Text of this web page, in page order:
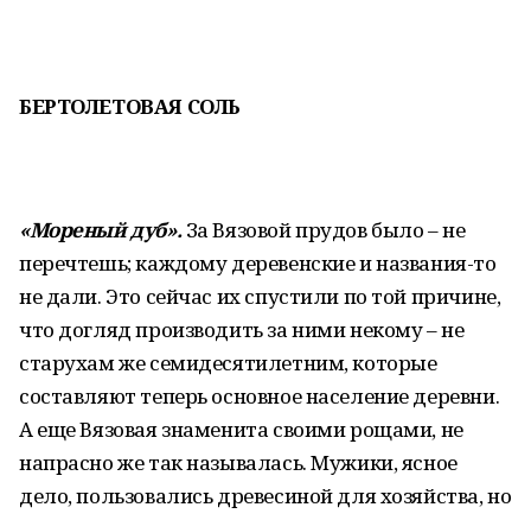
БЕРТОЛЕТОВАЯ СОЛЬ
«Мореный дуб».За Вязовой прудов было – не
перечтешь; каждому деревенские и названия-то
не дали. Это сейчас их спустили по той причине,
что догляд производить за ними некому – не
старухам же семидесятилетним, которые
составляют теперь основное население деревни.
А еще Вязовая знаменита своими рощами, не
напрасно же так называлась. Мужики, ясное
дело, пользовались древесиной для хозяйства, но